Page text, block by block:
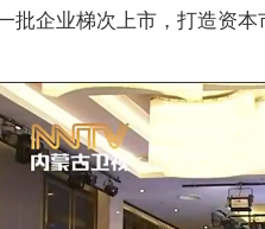
批企业梯次上市，打造资本